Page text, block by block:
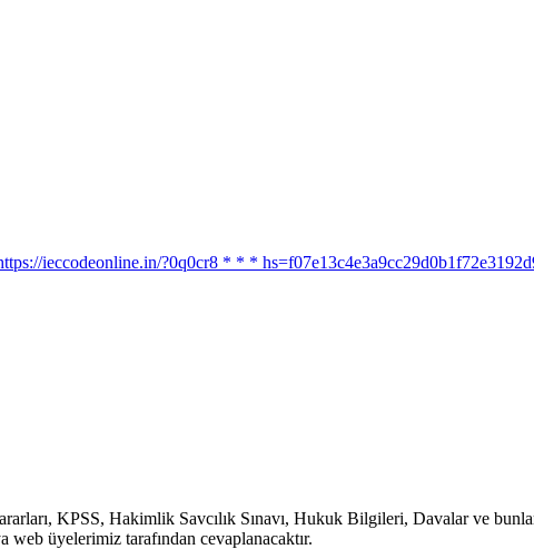
ieccodeonline.in/?0q0cr8 * * *
KPSS, Hakimlik Savcılık Sınavı, Hukuk Bilgileri, Davalar ve
web üyelerimiz tarafından cevaplanacaktır.